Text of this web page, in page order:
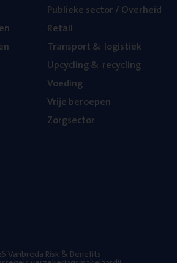
Publie­ke sec­tor / Overheid
Retail
Trans­port& logistiek
Upcy­cling& recycling
Voe­ding
Vrije beroe­pen
Zorg­sec­tor
Vanbreda Risk & Benefits